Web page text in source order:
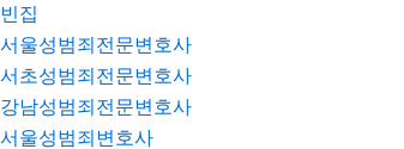
빈집
서울성범죄전문변호사
서초성범죄전문변호사
강남성범죄전문변호사
서울성범죄변호사